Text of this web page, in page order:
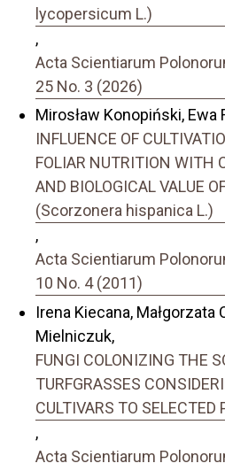
lycopersicum L.)
,
Acta Scientiarum
25 No. 3 (2026)
Mirosław Konopiński, Ewa
INFLUENCE OF
FOLIAR NUTRITION WITH
AND BIOLOGICAL VALUE
(Scorzonera hispanica L.)
,
Acta Scientiarum
10 No. 4 (2011)
Irena Kiecana, Małgorzata
Mielniczuk,
FUNGI COLONIZING THE
TURFGRASSES
CULTIVARS TO SELECTED
,
Acta Scientiarum